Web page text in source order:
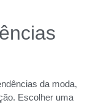
da moda,
Escolher uma